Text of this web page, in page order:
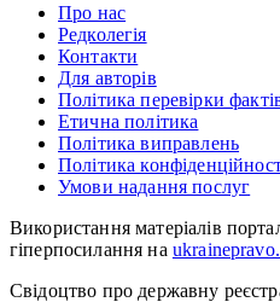
Про нас
Редколегія
Контакти
Для авторів
Політика перевірки
Етична політика
Політика виправлень
Політика
Умови надання послуг
Використання матеріалів
гіперпосилання на
Свідоцтво про державну